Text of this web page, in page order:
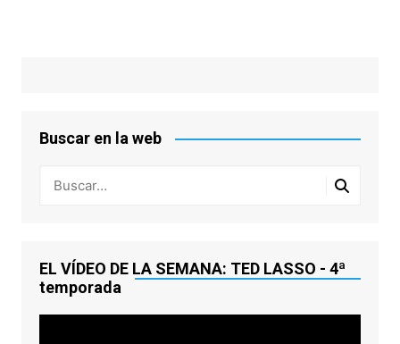
Buscar en la web
EL VÍDEO DE LA SEMANA: TED LASSO - 4ª
temporada